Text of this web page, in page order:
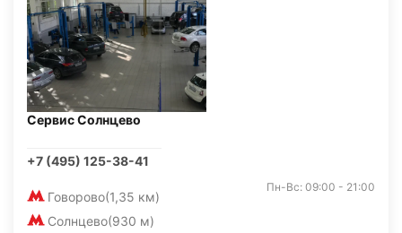
Сервис Солнцево
+7 (495) 125-38-41
Говорово(1,35 км)
Солнцево(930 м)
Пн-Вс: 09:00 - 21:00